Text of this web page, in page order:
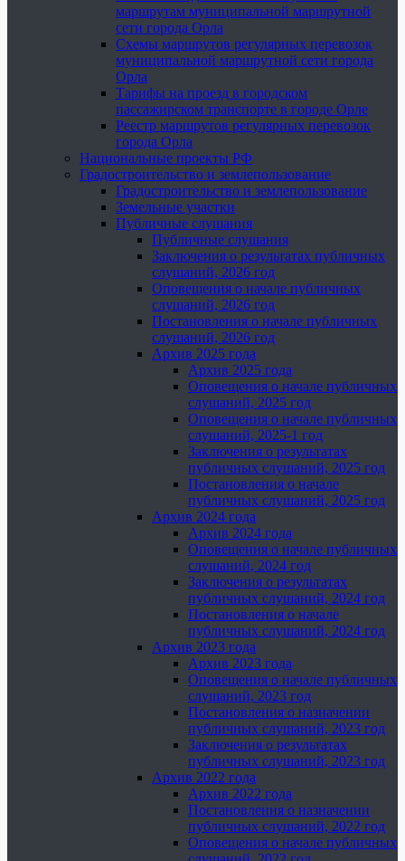
маршрутам муниципальной маршрутной
сети города Орла
Схемы маршрутов регулярных перевозок
муниципальной маршрутной сети города
Орла
Тарифы на проезд в городском
пассажирском транспорте в городе Орле
Реестр маршрутов регулярных перевозок
города Орла
Национальные проекты РФ
Градостроительство и землепользование
Градостроительство и землепользование
Земельные участки
Публичные слушания
Публичные слушания
Заключения о результатах публичных
слушаний, 2026 год
Оповещения о начале публичных
слушаний, 2026 год
Постановления о начале публичных
слушаний, 2026 год
Архив 2025 года
Архив 2025 года
Оповещения о начале публичных
слушаний, 2025 год
Оповещения о начале публичных
слушаний, 2025-1 год
Заключения о результатах
публичных слушаний, 2025 год
Постановления о начале
публичных слушаний, 2025 год
Архив 2024 года
Архив 2024 года
Оповещения о начале публичных
слушаний, 2024 год
Заключения о результатах
публичных слушаний, 2024 год
Постановления о начале
публичных слушаний, 2024 год
Архив 2023 года
Архив 2023 года
Оповещения о начале публичных
слушаний, 2023 год
Постановления о назначении
публичных слушаний, 2023 год
Заключения о результатах
публичных слушаний, 2023 год
Архив 2022 года
Архив 2022 года
Постановления о назначении
публичных слушаний, 2022 год
Оповещения о начале публичных